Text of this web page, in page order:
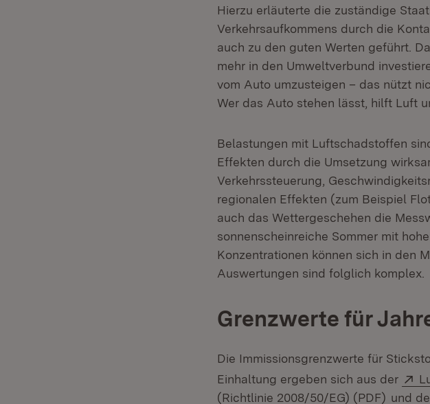
Hierzu erläuterte die zuständige
Verkehrsaufkommens durch die
auch zu den guten Werten geführt.
mehr in den Umweltverbund
vom Auto umzusteigen – das nützt
Wer das Auto stehen lässt, hilft Luft
Belastungen mit Luftschadstoffen
Effekten durch die Umsetzung
Verkehrssteuerung,
regionalen Effekten (zum Beispiel
auch das Wettergeschehen die
sonnenscheinreiche Sommer mit
Konzentrationen können sich in den
Auswertungen sind folglich komplex.
Grenzwerte für
Die Immissionsgrenzwerte für
Einhaltung ergeben sich aus der
(Richtlinie 2008/50/EG) (PDF) und